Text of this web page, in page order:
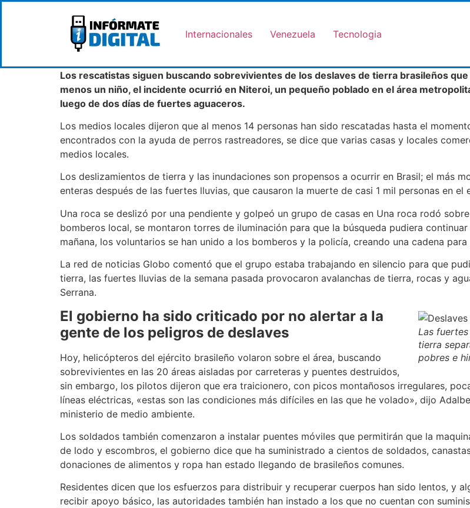
Internacionales Venezuela Tecnologia
Los rescatistas siguen buscando sobrevivientes de los deslaves de tierra brasileños
menos un niño, el incidente ocurrió en Niteroi, un pequeño poblado en el área
luego de dos días de fuertes aguaceros.
Los medios locales dijeron que al menos 14 personas han sido rescatadas hasta el
encontrados con la ayuda de perros rastreadores, se dice que varias casas y locales
medios locales.
Los deslizamientos de tierra y las inundaciones son propensos a ocurrir en Brasil; el más
enteras después de las fuertes lluvias, que causaron la muerte de casi 1 mil personas en el
Una roca se deslizó por una pendiente y golpeó un grupo de casas en Una roca rodó
bomberos local, se montaron torres de iluminación para que la búsqueda pudiera
mañana, los voluntarios se han unido a los bomberos y la policía, creando una cadena
La red de noticias Globo comentó que el grupo estaba trabajando en silencio para que
tierra, las fuertes lluvias de la semana pasada provocaron avalanchas de tierra, rocas y
Serrana.
Las
tierra
pobres e
El gobierno ha sido criticado por no alertar a la
gente de los peligros de deslaves
Hoy, helicópteros del ejército brasileño volaron sobre el área, buscando
sobrevivientes en las 20 áreas aisladas por carreteras y puentes destruidos,
sin embargo, los pilotos dijeron que era traicionero, con picos montañosos irregulares,
líneas eléctricas, «estas son las condiciones más difíciles en las que he volado», dijo
ministerio de medio ambiente.
Los soldados también comenzaron a instalar puentes móviles que permitirán que la
de lodo y escombros, el gobierno dice que ha suministrado a cientos de soldados,
donaciones de alimentos y ropa han estado llegando de brasileños comunes.
Residentes dicen que los esfuerzos para distribuir y recuperar cuerpos han sido lentos, y
recibir apoyo básico, las autoridades también han instado a los que no cuentan con